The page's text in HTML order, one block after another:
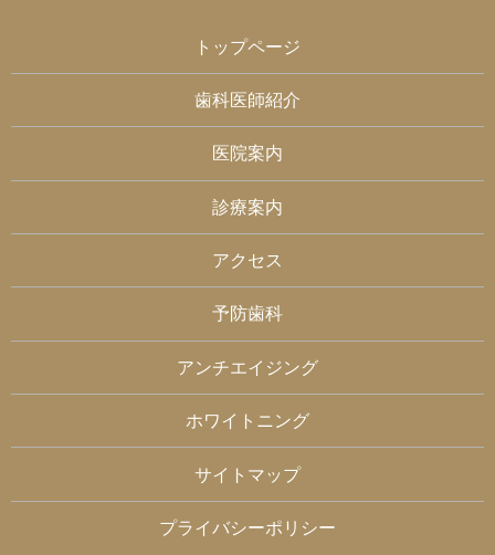
トップページ
歯科医師紹介
医院案内
診療案内
アクセス
予防歯科
アンチエイジング
ホワイトニング
サイトマップ
プライバシーポリシー